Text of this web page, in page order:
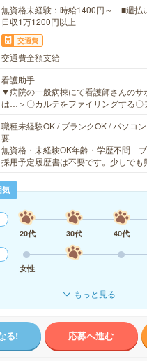
無資格未経験：時給1400円～ ■週
日収1万1200円以上
交通費
交通費全額支給
看護助手
▼病院の一般病棟にて看護師さんのサ
は…＞〇カルテをファイリングする
職種未経験OK / ブランクOK / パソコ
要
無資格・未経験OK年齢・学歴不問
採用予定履歴書は不要です。少しで
気
20代
30代 40代
女性
もっと見る
る! 応募へ進む